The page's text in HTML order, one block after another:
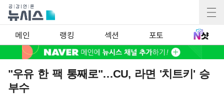
메인 랭킹 섹션 포토
"우유 한 팩 통째로"…CU, 라면 '치트키' 승
부수